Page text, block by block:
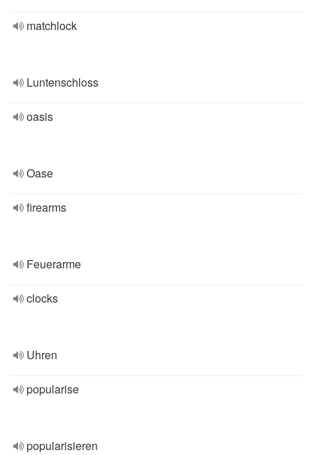
matchlock
Luntenschloss
oasis
Oase
firearms
Feuerarme
clocks
Uhren
popularise
popularisieren